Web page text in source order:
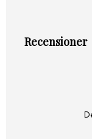
Recensioner